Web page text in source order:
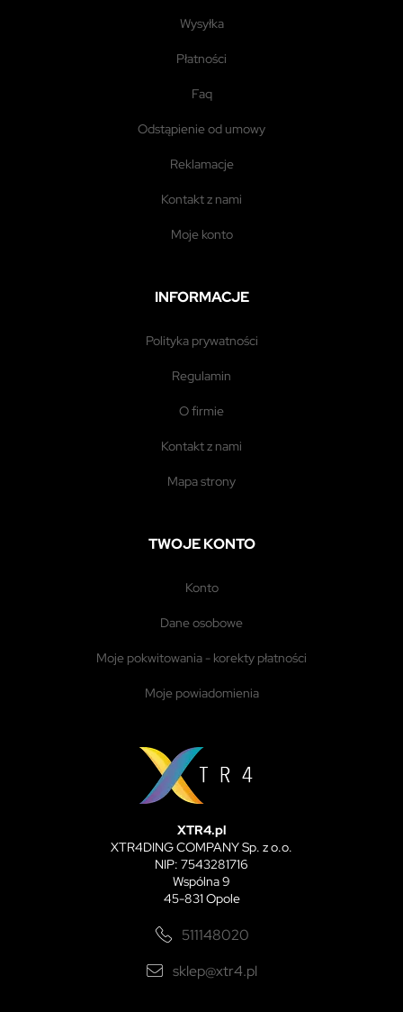
wysyłka
płatności
faq
odstąpienie od umowy
reklamacje
kontakt z nami
moje konto
INFORMACJE
polityka prywatności
regulamin
o firmie
kontakt z nami
mapa strony
TWOJE KONTO
konto
dane osobowe
moje pokwitowania - korekty płatności
moje powiadomienia
XTR4.pl
XTR4DING COMPANY Sp. z o.o.
NIP: 7543281716
Wspólna 9
45-831 Opole
511148020
sklep@xtr4.pl